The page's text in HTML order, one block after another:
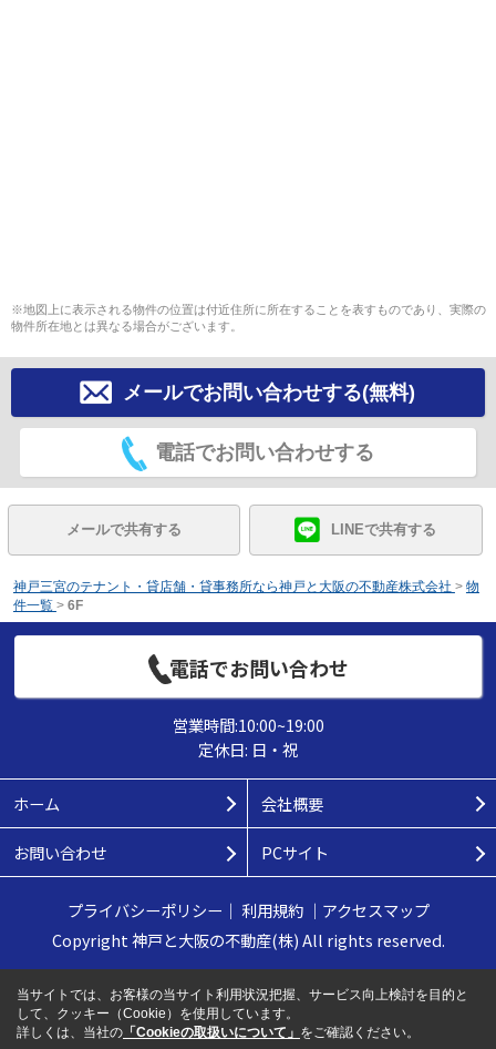
※地図上に表示される物件の位置は付近住所に所在することを表すものであり、実際の
物件所在地とは異なる場合がございます。
メールでお問い合わせする(無料)
電話でお問い合わせする
メールで共有する LINEで共有する
神戸三宮のテナント・貸店舗・貸事務所なら神戸と大阪の不動産株式会社 > 物
件一覧 > 6F
電話でお問い合わせ
営業時間:10:00~19:00
定休日: 日・祝
ホーム 会社概要
お問い合わせ PCサイト
プライバシーポリシー ｜ 利用規約｜ アクセスマップ
Copyright 神戸と大阪の不動産(株) All rights reserved.
当サイトでは、お客様の当サイト利用状況把握、サービス向上検討を目的と
して、クッキー（Cookie）を使用しています。
詳しくは、当社の 「Cookieの取扱いについて」 をご確認ください。